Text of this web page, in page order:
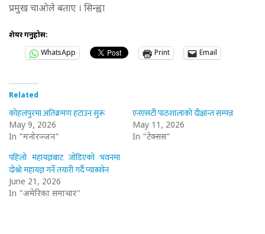
प्रमुख चाओले बताए । सिन्ह्वा
शेयर गर्नुहोस:
WhatsApp
Print Email
Related
कोहलपुरमा अतिक्रमण हटाउन सुरू
May 9, 2026
In "मनोरञ्जन"
एनएसटी पाठशालाको दीक्षान्त सम्पन्न
May 11, 2026
In "टेक्सस"
पहिलो महायज्ञबाट जोडिएको भवनमा
दोश्रो महायज्ञ गर्ने तयारी गर्दै प्याब्फोन
June 21, 2026
In "अमेरिका समाचार"